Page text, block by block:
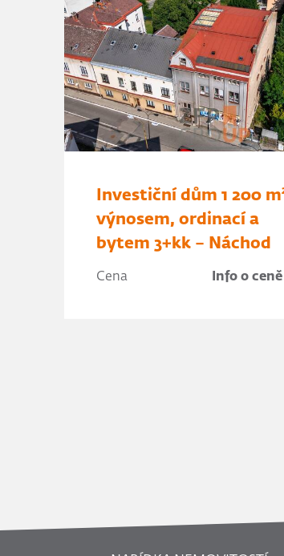
Investiční dům 1 200
výnosem, ordinací a
bytem 3+kk – Náchod
Cena Info o